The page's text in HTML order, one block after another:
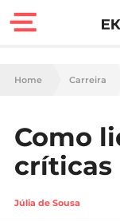
Home Carreira
Como
críticas
Júlia de Sousa